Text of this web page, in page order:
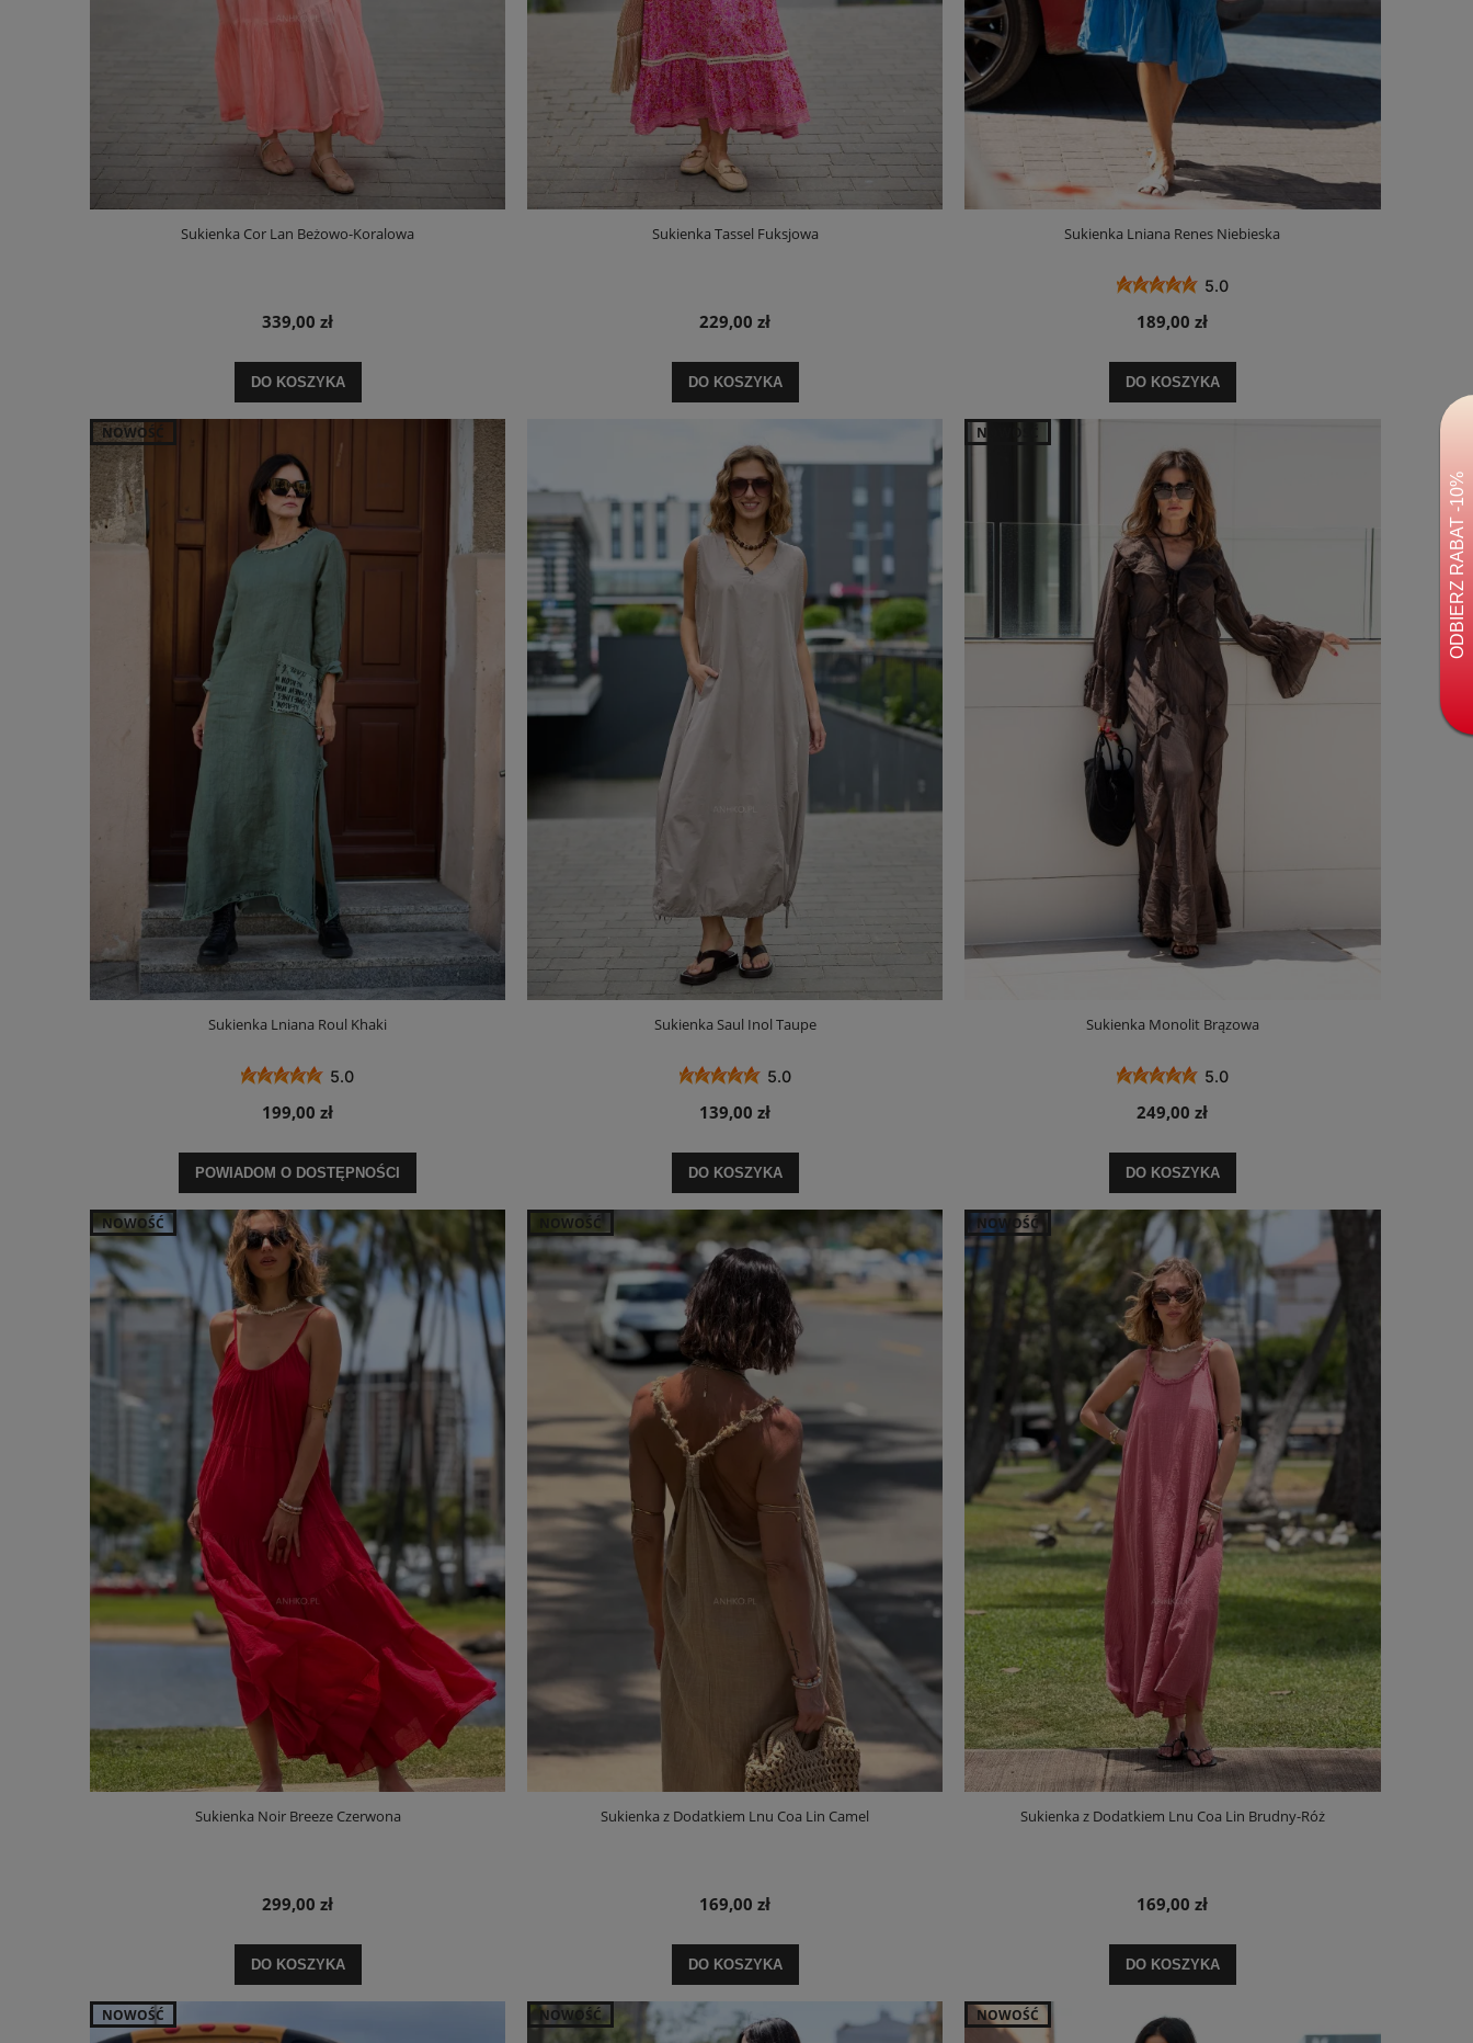
Sukienka Cor Lan Beżowo-Koralowa
339,00 zł
DO KOSZYKA
Sukienka Tassel Fuksjowa
229,00 zł
DO KOSZYKA
Sukienka Lniana Renes Niebieska
5.0
189,00 zł
DO KOSZYKA
Sukienka Lniana Roul Khaki
5.0
199,00 zł
POWIADOM O DOSTĘPNOŚCI
NOWOŚĆ
Sukienka Saul Inol Taupe
5.0
139,00 zł
DO KOSZYKA
Sukienka Monolit Brązowa
5.0
249,00 zł
DO KOSZYKA
NOWOŚĆ
Sukienka Noir Breeze Czerwona
299,00 zł
DO KOSZYKA
NOWOŚĆ
Sukienka z Dodatkiem Lnu Coa Lin Camel
169,00 zł
DO KOSZYKA
NOWOŚĆ
Sukienka z Dodatkiem Lnu Coa Lin Brudny-Róż
169,00 zł
DO KOSZYKA
NOWOŚĆ
NOWOŚĆ NOWOŚĆ NOWOŚĆ